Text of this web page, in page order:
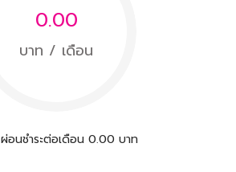
0.00
บาท / เดือน
ผ่อนชำระต่อเดือน 0.00 บาท